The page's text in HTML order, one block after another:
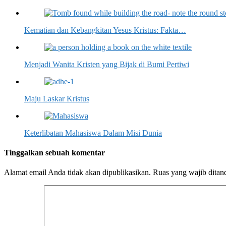
Kematian dan Kebangkitan Yesus Kristus: Fakta…
Menjadi Wanita Kristen yang Bijak di Bumi Pertiwi
Maju Laskar Kristus
Keterlibatan Mahasiswa Dalam Misi Dunia
Tinggalkan sebuah komentar
Alamat email Anda tidak akan dipublikasikan. Ruas yang wajib